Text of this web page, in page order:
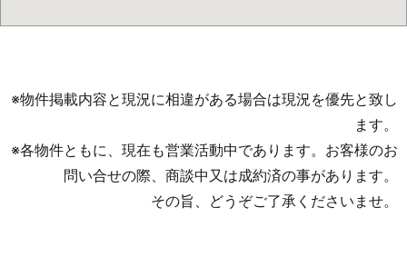
※物件掲載内容と現況に相違がある場合は現況を優先と致し
ます。
※各物件ともに、現在も営業活動中であります。お客様のお
問い合せの際、商談中又は成約済の事があります。
その旨、どうぞご了承くださいませ。